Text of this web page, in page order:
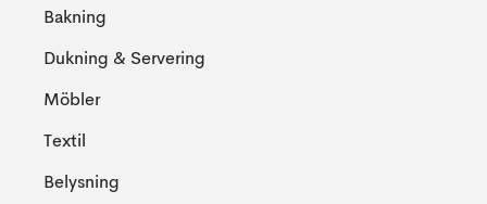
Bakning
Dukning & Servering
Möbler
Textil
Belysning